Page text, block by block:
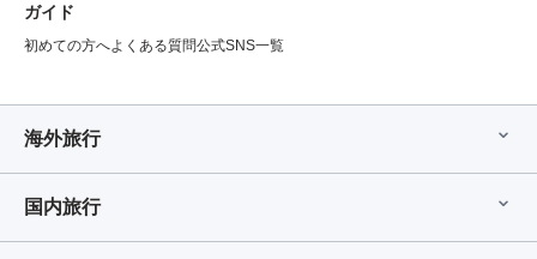
ガイド
初めての方へよくある質問公式SNS一覧
海外旅行
国内旅行